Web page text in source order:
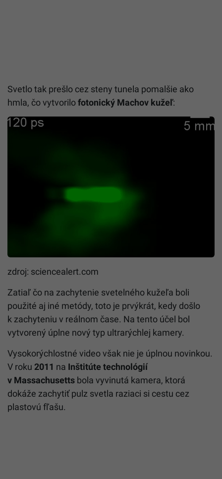
Svetlo tak prešlo cez steny tunela pomalšie ako
hmla, čo vytvorilofotonický Machov kužeľ:
zdroj: sciencealert.com
Zatiaľ čo na zachytenie svetelného kužeľa boli
použité aj iné metódy, toto je prvýkrát, kedy došlo
k zachyteniu v reálnom čase. Na tento účel bol
vytvorený úplne nový typ ultrarýchlej kamery.
Vysokorýchlostné video však nie je úplnou novinkou.
V roku 2011 na Inštitúte technológií
v Massachusetts bola vyvinutá kamera, ktorá
dokáže zachytiť pulz svetla raziaci si cestu cez
plastovú fľašu.